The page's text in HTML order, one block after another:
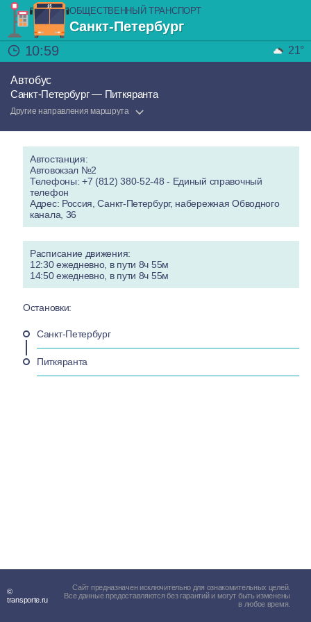
ОБЩЕСТВЕННЫЙ ТРАНСПОРТ
Санкт-Петербург
10:59
21°
Автобус
Санкт-Петербург — Питкяранта
Другие направления маршрута
Автостанция:
Автовокзал №2
Телефоны: +7 (812) 380-52-48 - Единый справочный
телефон
Адрес: Россия, Санкт-Петербург, набережная Обводного
канала, 36
Расписание движения:
12:30 ежедневно, в пути 8ч 55м
14:50 ежедневно, в пути 8ч 55м
Остановки:
Санкт-Петербург
Питкяранта
©
transporte.ru
Сайт предназначен исключительно для ознакомительных целей.
Все данные предоставляются без гарантий и могут быть изменены
в любое время.